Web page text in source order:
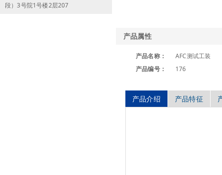
段）3号院1号楼2层207
产品属性
产品名称：
AFC测试工装
产品编号：
176
产品介绍 产品特征